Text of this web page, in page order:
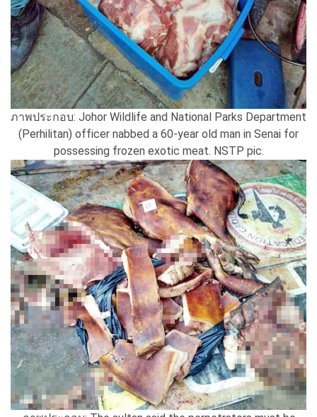
ภาพประกอบ: Johor Wildlife and National Parks Department
(Perhilitan) officer nabbed a 60-year old man in Senai for
possessing frozen exotic meat. NSTP pic.